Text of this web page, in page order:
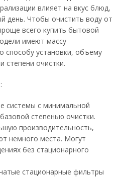
влияет на вкус блюд,
день. Чтобы очистить воду от
всего купить бытовой
имеют массу
способу установки, объему
степени очистки.
системы с минимальной
степенью очистки.
производительность,
немного места. Могут
без стационарного
стационарные фильтры